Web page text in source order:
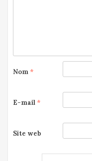
Nom *
E-mail *
Site web